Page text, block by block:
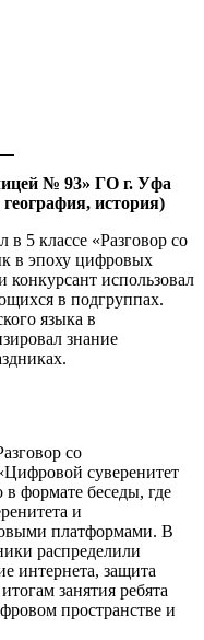
№ 93» ГО г. Уфа
история)
в 5 классе «Разговор со
в эпоху цифровых
использовал
в подгруппах.
языка в
знание
со
суверенитет
формате беседы, где
и
платформами. В
распределили
интернета, защита
занятия ребята
пространстве и